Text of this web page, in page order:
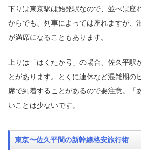
下りは東京駅は始発駅なので、並べば座
からでも、列車によっては座れますが、
が満席になることもあります。
上りは「はくたか号」の場合、佐久平駅
とがあります。とくに連休など混雑期の
席で到着することがあるので要注意。「
いことは少ないです。
東京〜佐久平間の新幹線格安旅行術